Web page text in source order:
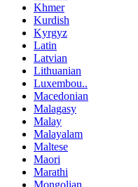
Khmer
Kurdish
Kyrgyz
Latin
Latvian
Lithuanian
Luxembou..
Macedonian
Malagasy
Malay
Malayalam
Maltese
Maori
Marathi